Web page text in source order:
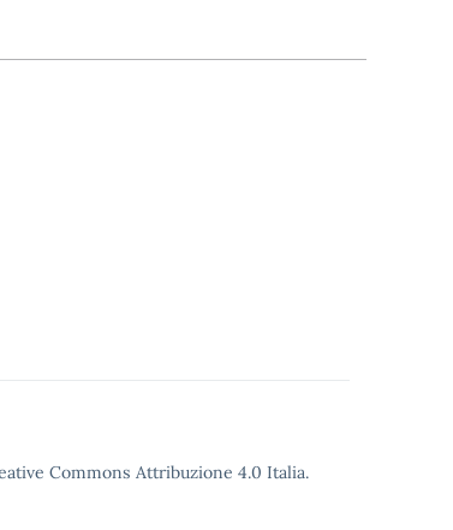
Commons Attribuzione 4.0 Italia.